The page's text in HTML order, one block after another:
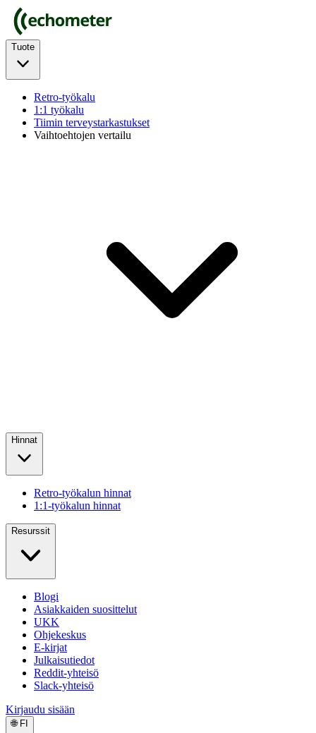
Tuote
Retro-työkalu
1:1 työkalu
Tiimin terveystarkastukset
Vaihtoehtojen vertailu
Hinnat
Retro-työkalun hinnat
1:1-työkalun hinnat
Resurssit
Blogi
Asiakkaiden suosittelut
UKK
Ohjekeskus
E-kirjat
Julkaisutiedot
Reddit-yhteisö
Slack-yhteisö
Kirjaudu sisään
🌐 FI